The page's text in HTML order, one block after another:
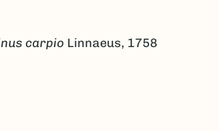
carpio Linnaeus, 1758